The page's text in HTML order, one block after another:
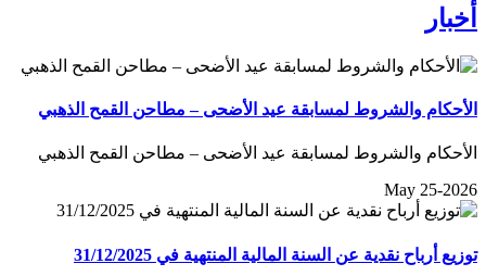
أخبار
الأحكام والشروط لمسابقة عيد الأضحى – مطاحن القمح الذهبي
الأحكام والشروط لمسابقة عيد الأضحى – مطاحن القمح الذهبي
May 25-2026
توزيع أرباح نقدية عن السنة المالية المنتهية في 31/12/2025